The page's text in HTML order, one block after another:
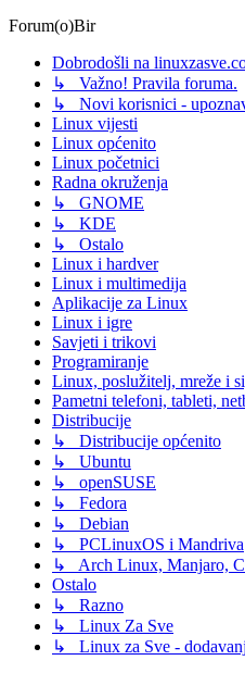
Forum(o)Bir
Dobrodošli na
↳ Važno! Pravila foruma.
↳ Novi korisnici -
Linux vijesti
Linux općenito
Linux početnici
Radna okruženja
↳ GNOME
↳ KDE
↳ Ostalo
Linux i hardver
Linux i multimedija
Aplikacije za Linux
Linux i igre
Savjeti i trikovi
Programiranje
Linux, poslužitelj, mreže i
Pametni telefoni, tableti,
Distribucije
↳ Distribucije općenito
↳ Ubuntu
↳ openSUSE
↳ Fedora
↳ Debian
↳ PCLinuxOS i Mandriva
↳ Arch Linux, Manjaro,
Ostalo
↳ Razno
↳ Linux Za Sve
↳ Linux za Sve -